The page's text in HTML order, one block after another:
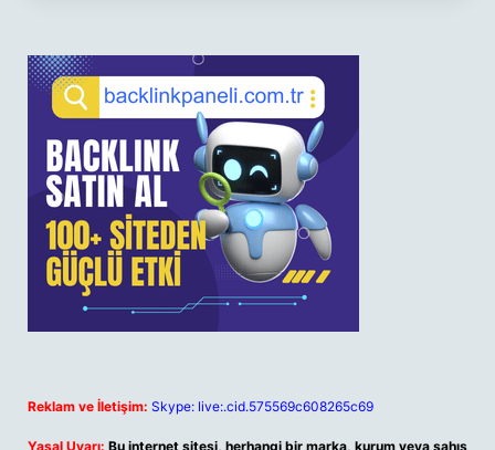
Reklam ve İletişim: Skype: live:.cid.575569c608265c69
Yasal Uyarı: Bu internet sitesi, herhangi bir marka, kurum veya şahıs